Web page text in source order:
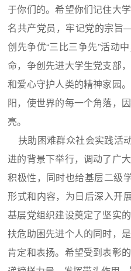
于你们的。希望你们记住大
名共产党员，牢记党的宗旨
创先争优“三比三争先”活动
命，争创先进大学生党支部
和爱心守护人类的精神家园
阳，使世界的每一个角落，
亮。
扶助困难群众社会实践活
进的背景下举行，调动了广
积极性，同时也给基层二级
形式和内容，为日后深入开
基层党组织建设奠定了坚实
扶危助困先进个人的同时，
肯定和表扬。希望受到表彰